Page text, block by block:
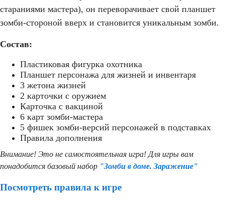
стараниями мастера), он переворачивает свой планшет
зомби-стороной вверх и становится уникальным зомби.
Состав:
Пластиковая фигурка охотника
Планшет персонажа для жизней и инвентаря
3 жетона жизней
2 карточки с оружием
Карточка с вакциной
6 карт зомби-мастера
5 фишек зомби-версий персонажей в подставках
Правила дополнения
Внимание! Это не самостоятельная игра! Для игры вам
понадобится базовый набор "Зомби в доме. Заражение"
Посмотреть правила к игре